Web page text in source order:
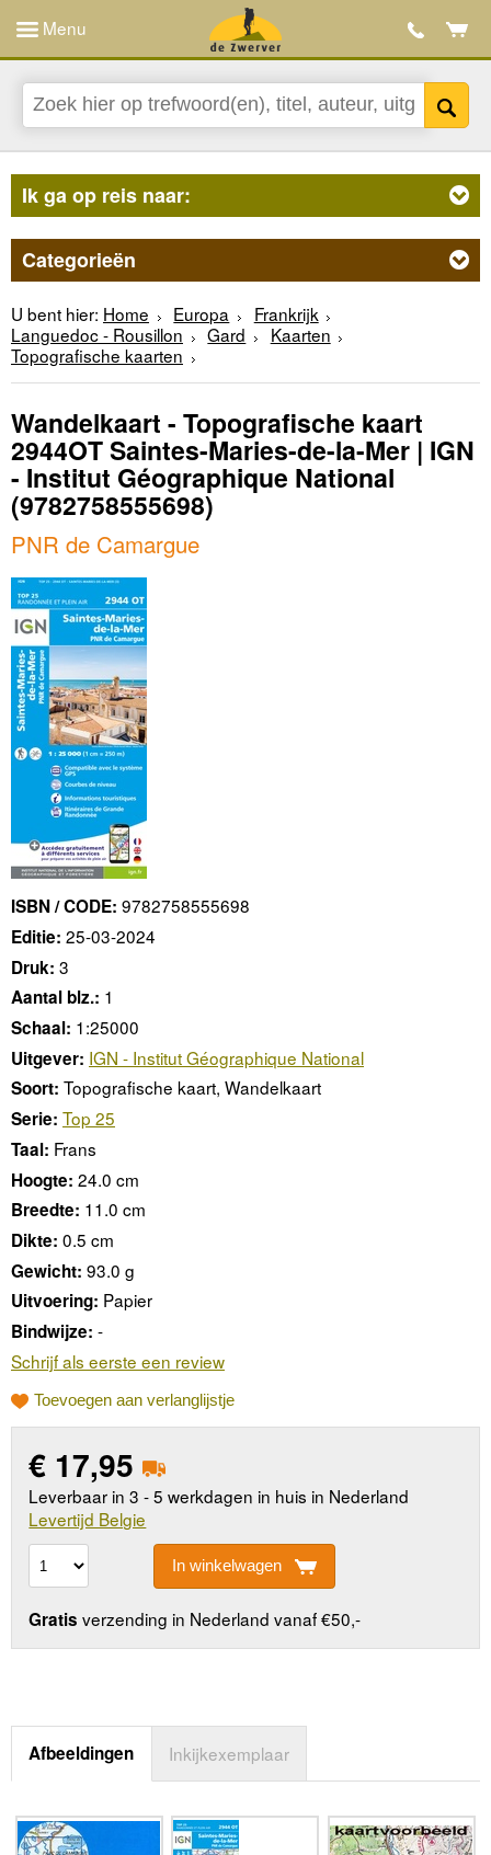
Menu
Ik ga op reis naar:
Categorieën
U bent hier: Home Europa
Frankrijk
Languedoc - Rousillon
Gard
Kaarten
Topografische kaarten
Wandelkaart - Topografische kaart
2944OT Saintes-Maries-de-la-Mer | IGN
- Institut Géographique National
(9782758555698)
PNR de Camargue
ISBN / CODE: 9782758555698
Editie: 25-03-2024
Druk: 3
Aantal blz.: 1
Schaal: 1:25000
Uitgever: IGN - Institut Géographique National
Soort: Topografische kaart, Wandelkaart
Serie: Top 25
Taal: Frans
Hoogte: 24.0 cm
Breedte: 11.0 cm
Dikte: 0.5 cm
Gewicht: 93.0 g
Uitvoering: Papier
Bindwijze: -
Schrijf als eerste een review
Toevoegen aan verlanglijstje
€ 17,95
Leverbaar in 3 - 5 werkdagen in huis in Nederland
Levertijd Belgie
In winkelwagen
Gratis verzending in Nederland vanaf €50,-
Afbeeldingen Inkijkexemplaar